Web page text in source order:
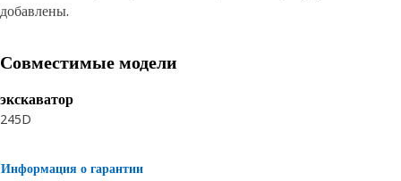
добавлены.
Совместимые модели
экскаватор
245D
Информация о гарантии